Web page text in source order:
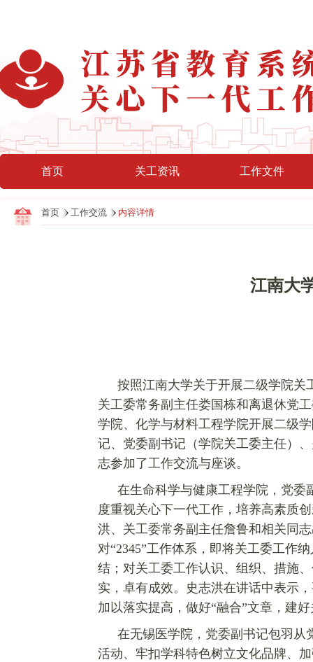
首页 关工资讯 工作文件
首页 工作交流 内容详情
江南大
按照江南大学关于开展二级学院关
关工委常务副主任娄国栋和离退休党
学院、化学与材料工程学院开展二级
记、党委副书记（学院关工委主任）
志参加了工作交流与座谈。
在生命科学与健康工程学院，党委
度重视关心下一代工作，培养高素质
洪、关工委常务副主任詹鲁和相关同
对“2345”工作体系，即将关工委工作
结；对关工委工作认识、组织、措施
实，卓有成效。史志洪在讲话中表示
加以落实提高，做好“融合”文章，建
在无锡医学院，党委副书记包羽从
活动、 牢扣学科特色树立文化品牌、